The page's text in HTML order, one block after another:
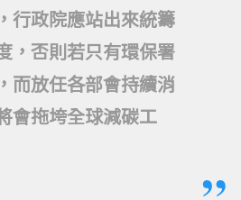
行政院應站出來統籌
，否則若只有環保署
而放任各部會持續消
會拖垮全球減碳工